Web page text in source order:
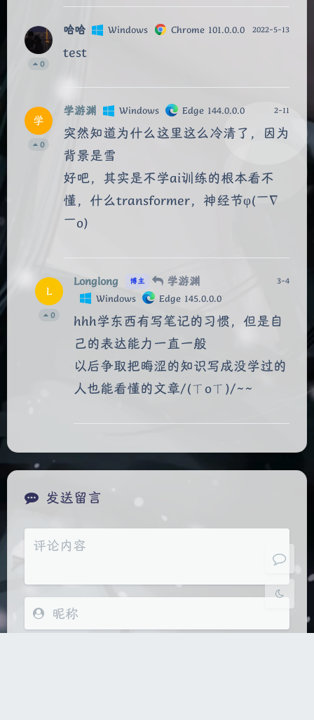
夜间模式
浅阴影 深阴影
0
哈哈 Windows Chrome 101.0.0.0 2022-5-13
test
学
0
学游渊 Windows Edge 144.0.0.0 2-11
突然知道为什么这里这么冷清了，因为
背景是雪
好吧，其实是不学ai训练的根本看不
懂，什么transformer，神经节φ(￣∇
￣o)
L
0
Longlong 博主 学游渊
Windows Edge 145.0.0.0
3-4
hhh学东西有写笔记的习惯，但是自
己的表达能力一直一般
以后争取把晦涩的知识写成没学过的
人也能看懂的文章/(ㄒoㄒ)/~~